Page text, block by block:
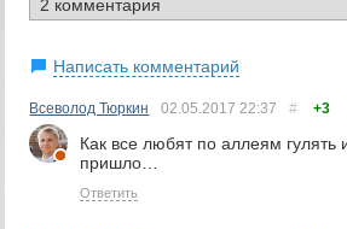
Написать комментарий
Всеволод Тюркин 02.05.2017 22:37 # +3
Как все любят по аллеям гулять
пришло…
Ответить